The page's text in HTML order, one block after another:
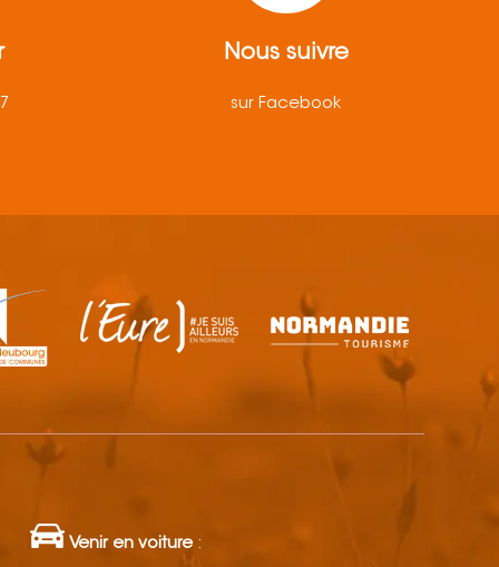
Nous suivre
sur Facebook
Venir en voiture :